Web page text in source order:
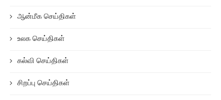
ஆன்மீக செய்திகள்
உலக செய்திகள்
கல்வி செய்திகள்
சிறப்பு செய்திகள்